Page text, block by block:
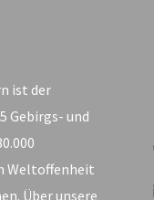
ist der
Gebirgs- und
Weltoffenheit
Über unsere